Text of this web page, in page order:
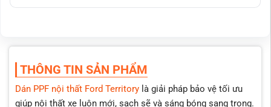
tắc, đảm bảo độ hoàn thiện cao.
Độ bền cao:
Cam kết sản phẩm PPF nội thất cho xe Ford
Territory không ngả vàng, giữ màu sắc trong suốt thời gian sử
dụng.
THÔNG TIN SẢN PHẨM
Dán PPF nội thất Ford Territorylà giải pháp bảo vệ tối ưu
giúp nội thất xe luôn mới, sạch sẽ và sáng bóng sang trọng.